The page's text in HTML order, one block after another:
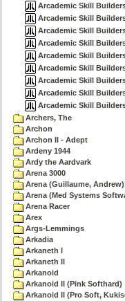
Arcademic Skill
Arcademic Skill
Arcademic Skill
Arcademic Skill
Arcademic Skill
Arcademic Skill
Arcademic Skill
Arcademic Skill
Arcademic Skill
Archers, The
Archon
Archon II - Adept
Ardeny 1944
Ardy the Aardvark
Arena 3000
Arena (Guillaume, Andrew)
Arena (Med Systems
Arena Racer
Arex
Args-Lemmings
Arkadia
Arkaneth I
Arkaneth II
Arkanoid
Arkanoid II (Pink Softhard)
Arkanoid II (Pro Soft,